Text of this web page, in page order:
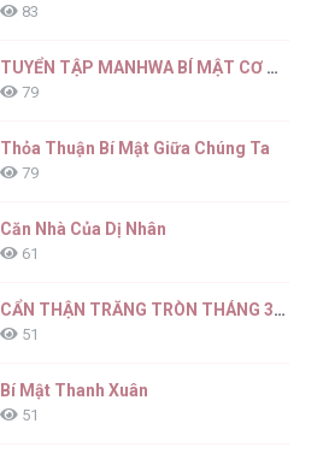
83
TUYỂN TẬP MANHWA BÍ MẬT CƠ THỂ
79
Thỏa Thuận Bí Mật Giữa Chúng Ta
79
Căn Nhà Của Dị Nhân
61
CẨN THẬN TRĂNG TRÒN THÁNG 3 ĐẤY
51
Bí Mật Thanh Xuân
51